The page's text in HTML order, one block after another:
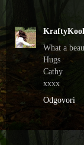
What a
Hugs
Cathy
xxxx
Odgovori